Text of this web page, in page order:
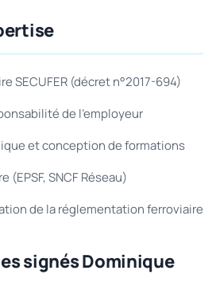
SECUFER (décret n°2017-694)
de l'employeur
et conception de formations
(EPSF, SNCF Réseau)
de la réglementation ferroviaire
signés Dominique